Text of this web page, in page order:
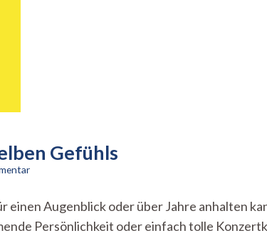
Gefühls
zu
Aspekte
eines
einen Augenblick oder über Jahre anhalten
Persönlichkeit oder einfach tolle